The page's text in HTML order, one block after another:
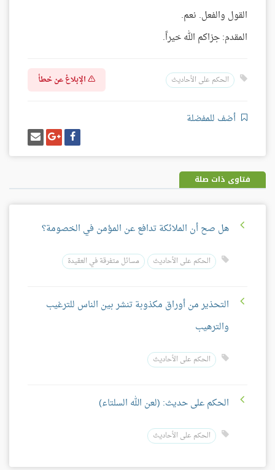
القول والفعل. نعم.
المقدم: جزاكم الله خيراً.
الحكم على الأحاديث الإبلاغ عن خطأ
أضف للمفضلة
شارك
على
فيسبوك
شارك
على
غوغل
بلس
إرسل
إيميل
فتاوى ذات صلة
هل صح أن الملائكة تدافع عن المؤمن في الخصومة؟
الحكم على الأحاديث مسائل متفرقة في العقيدة
التحذير من أوراق مكذوبة تنشر بين الناس للترغيب
والترهيب
الحكم على الأحاديث
الحكم على حديث: (لعن الله السلتاء)
الحكم على الأحاديث